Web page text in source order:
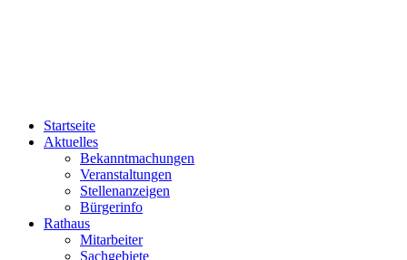
Startseite
Aktuelles
Bekanntmachungen
Veranstaltungen
Stellenanzeigen
Bürgerinfo
Rathaus
Mitarbeiter
Sachgebiete